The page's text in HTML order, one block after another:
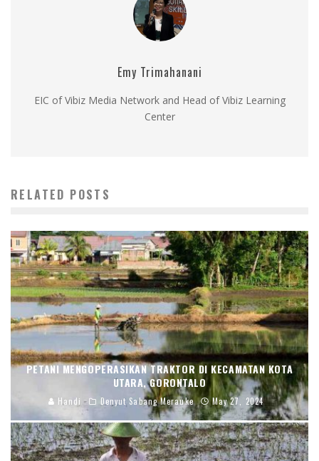
Emy Trimahanani
EIC of Vibiz Media Network and Head of Vibiz Learning
Center
RELATED POSTS
PETANI MENGOPERASIKAN TRAKTOR DI KECAMATAN KOTA
UTARA, GORONTALO
Handi Denyut Sabang Merauke May 27, 2024